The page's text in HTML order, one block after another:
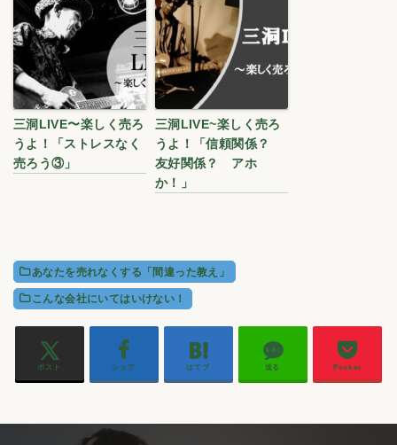
三洞LIVE〜楽しく売ろ
うよ！「ストレスなく
売ろう③」
三洞LIVE~楽しく売ろ
うよ！「信頼関係？
友好関係？ アホ
か！」
あなたを売れなくする「間違った教え」
こんな会社にいてはいけない！
ポスト シェア はてブ 送る Pocket